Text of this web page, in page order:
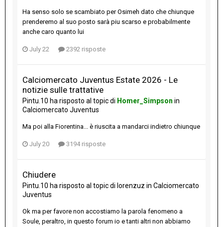
Ha senso solo se scambiato per Osimeh dato che chiunque
prenderemo al suo posto sarà piu scarso e probabilmente
anche caro quanto lui
July 22 2392 risposte
Calciomercato Juventus Estate 2026 - Le
notizie sulle trattative
Pintu.10 ha risposto al topic di Homer_Simpson in
Calciomercato Juventus
Ma poi alla Fiorentina... è riuscita a mandarci indietro chiunque
July 20 3194 risposte
Chiudere
Pintu.10 ha risposto al topic di lorenzuz in Calciomercato
Juventus
Ok ma per favore non accostiamo la parola fenomeno a
Soule, peraltro, in questo forum io e tanti altri non abbiamo